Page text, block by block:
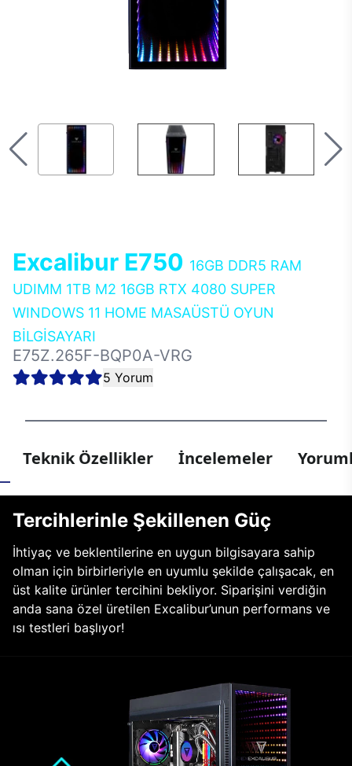
Excalibur E750 16GB DDR5 RAM
UDIMM 1TB M2 16GB RTX 4080 SUPER
WINDOWS 11 HOME MASAÜSTÜ OYUN
BİLGİSAYARI
E75Z.265F-BQP0A-VRG
5 Yorum
Teknik Özellikler İncelemeler
Tercihlerinle Şekillenen Güç
İhtiyaç ve beklentilerine en uygun bilgisayara sahip
olman için birbirleriyle en uyumlu şekilde çalışacak, en
üst kalite ürünler tercihini bekliyor. Siparişini verdiğin
anda sana özel üretilen Excalibur’unun performans ve
ısı testleri başlıyor!